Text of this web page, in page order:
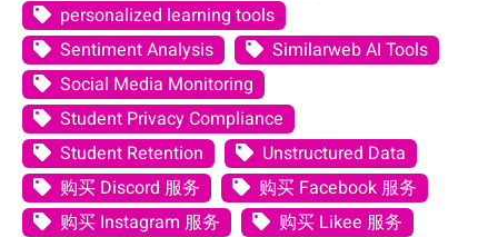
personalized learning tools
Sentiment Analysis
Similarweb AI Tools
Social Media Monitoring
Student Privacy Compliance
Student Retention
Unstructured Data
购买 Discord 服务
购买 Facebook 服务
购买 Instagram 服务
购买 Likee 服务